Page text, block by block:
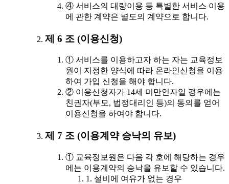
④ 서비스의 대량이용 등 특별한 서비스 이용
에 관한 계약은 별도의 계약으로 합니다.
제 6 조 (이용신청)
① 서비스를 이용하고자 하는 자는 교육정보
원이 지정한 양식에 따라 온라인신청을 이용
하여 가입 신청을 해야 합니다.
② 이용신청자가 14세 미만인자일 경우에는
친권자(부모, 법정대리인 등)의 동의를 얻어
이용신청을 하여야 합니다.
제 7 조 (이용계약 승낙의 유보)
① 교육정보원은 다음 각 호에 해당하는 경우
에는 이용계약의 승낙을 유보할 수 있습니다.
1. 설비에 여유가 없는 경우